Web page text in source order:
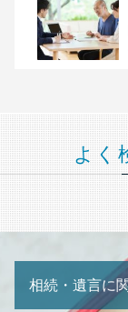
よく
相続・遺言に